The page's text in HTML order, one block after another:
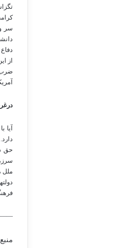
سر
از
ضرب
حق
ملل